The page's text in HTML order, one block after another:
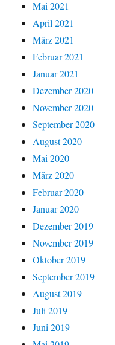
Mai 2021
April 2021
März 2021
Februar 2021
Januar 2021
Dezember 2020
November 2020
September 2020
August 2020
Mai 2020
März 2020
Februar 2020
Januar 2020
Dezember 2019
November 2019
Oktober 2019
September 2019
August 2019
Juli 2019
Juni 2019